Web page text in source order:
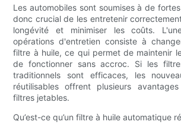
Les automobiles sont soumises à de
donc crucial de les entretenir
longévité et minimiser les coûts.
opérations d'entretien consiste à
filtre à huile, ce qui permet de maintenir
de fonctionner sans accroc. Si les
traditionnels sont efficaces, les
réutilisables offrent plusieurs
filtres jetables.
Qu’est-ce qu’un filtre à huile automatique